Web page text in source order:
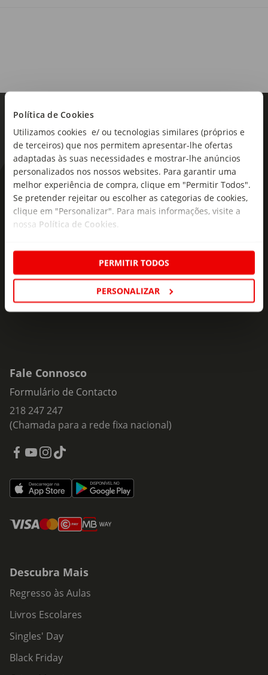
Política de Cookies
Utilizamos cookies e/ ou tecnologias similares (próprios e
de terceiros) que nos permitem apresentar-lhe ofertas
adaptadas às suas necessidades e mostrar-lhe anúncios
personalizados nos nossos websites. Para garantir uma
melhor experiência de compra, clique em "Permitir Todos".
Se pretender rejeitar ou escolher as categorias de cookies,
clique em "Personalizar". Para mais informações, visite a
nossa Política de Cookies.
PERMITIR TODOS
PERSONALIZAR
As novidades mais frescas no
seu e-mail!
Subscreva e descubra campanhas exclusivas,
mail
Subscrever
Fale Connosco
Formulário de Contacto
218 247 247
(Chamada para a rede fixa nacional)
Descubra Mais
Regresso às Aulas
Livros Escolares
Singles' Day
Black Friday